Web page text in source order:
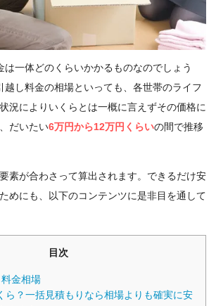
は一体どのくらいかかるものなのでしょう
越し料金の相場といっても、各世帯のライフ
況によりいくらとは一概に言えずその価格に
だいたい6万円から12万円くらいの間で推移
素が合わさって算出されます。できるだけ安
めにも、以下のコンテンツに是非目を通して
目次
金相場
ら？一括見積もりなら相場よりも確実に安